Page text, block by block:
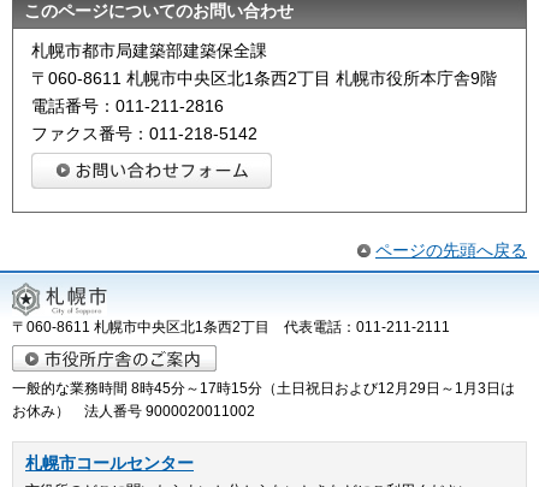
このページについてのお問い合わせ
札幌市都市局建築部建築保全課
〒060-8611 札幌市中央区北1条西2丁目 札幌市役所本庁舎9階
電話番号：011-211-2816
ファクス番号：011-218-5142
ページの先頭へ戻る
〒060-8611 札幌市中央区北1条西2丁目 代表電話：011-211-2111
一般的な業務時間 8時45分～17時15分（土日祝日および12月29日～1月3日は
お休み） 法人番号 9000020011002
札幌市コールセンター